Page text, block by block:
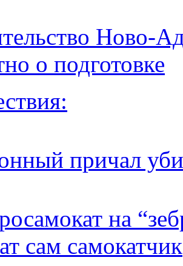
Ново-
о подготовке
причал
на
сам самокатчик